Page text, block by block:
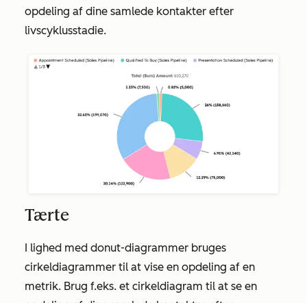
opdeling af dine samlede kontakter efter
livscyklusstadie.
Tærte
I lighed med donut-diagrammer bruges
cirkeldiagrammer til at vise en opdeling af en
metrik. Brug f.eks. et cirkeldiagram til at se en